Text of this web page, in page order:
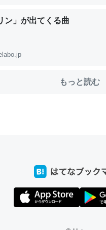
ップで位置情報を共有してる
だった遠方の父67歳と僕。ITツール
える残り時間を日数にすると1
だった遠方の父67歳と僕。ITツール
ン」が出てくる曲
もっと読む